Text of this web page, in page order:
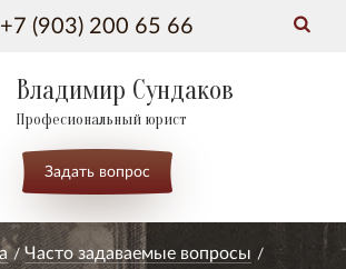
+7 (903) 200 65 66
Владимир Сундаков
Професиональный юрист
Задать вопрос
Часто задаваемые вопросы